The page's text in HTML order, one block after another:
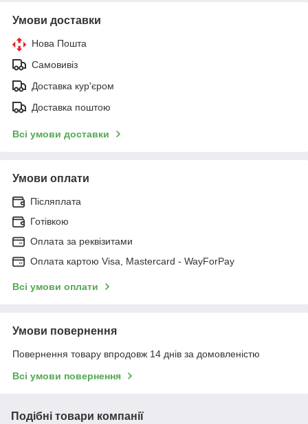
Умови доставки
Нова Пошта
Самовивіз
Доставка кур'єром
Доставка поштою
Всі умови доставки
Умови оплати
Післяплата
Готівкою
Оплата за реквізитами
Оплата картою Visa, Mastercard - WayForPay
Всі умови оплати
Умови повернення
Повернення товару впродовж 14 днів за домовленістю
Всі умови повернення
Подібні товари компанії